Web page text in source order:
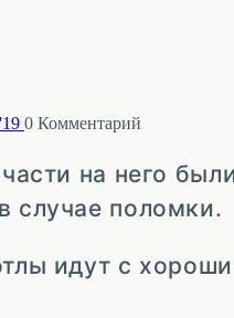
0 Комментарий
на него
случае поломки.
идут с